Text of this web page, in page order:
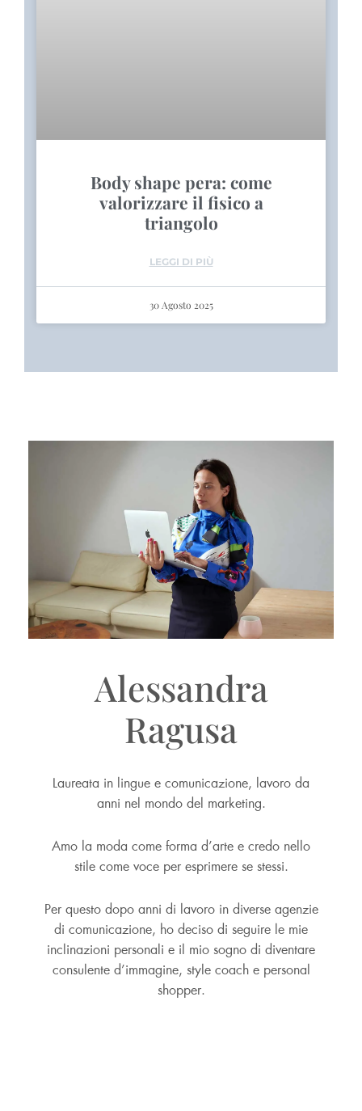
Body shape pera: come
valorizzare il fisico a
triangolo
LEGGI DI PIÙ
30 Agosto 2025
Alessandra
Ragusa
Laureata in lingue e comunicazione, lavoro da
anni nel mondo del marketing.
Amo la moda come forma d’arte e credo nello
stile come voce per esprimere se stessi.
Per questo dopo anni di lavoro in diverse agenzie
di comunicazione, ho deciso di seguire le mie
inclinazioni personali e il mio sogno di diventare
consulente d’immagine, style coach e personal
shopper.